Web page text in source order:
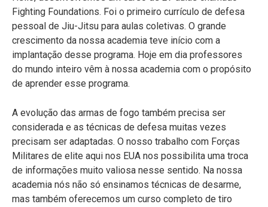
Fighting Foundations. Foi o primeiro currículo de defesa
pessoal de Jiu-Jitsu para aulas coletivas. O grande
crescimento da nossa academia teve início com a
implantação desse programa. Hoje em dia professores
do mundo inteiro vêm à nossa academia com o propósito
de aprender esse programa.
A evolução das armas de fogo também precisa ser
considerada e as técnicas de defesa muitas vezes
precisam ser adaptadas. O nosso trabalho com Forças
Militares de elite aqui nos EUA nos possibilita uma troca
de informações muito valiosa nesse sentido. Na nossa
academia nós não só ensinamos técnicas de desarme,
mas também oferecemos um curso completo de tiro